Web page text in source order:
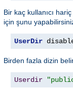
Bir kaç kullanıcı
için şunu
UserDir
Birden fazla dizin
Userdir